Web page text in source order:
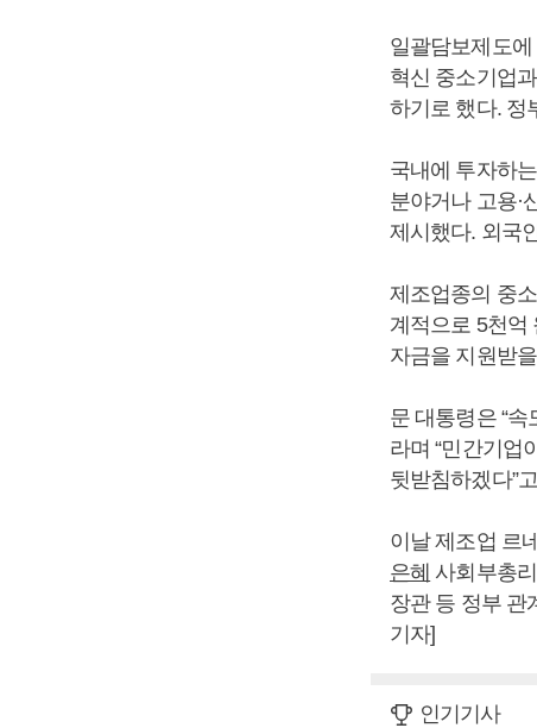
일괄담보제도
혁신 중소기업
하기로 했다. 정
국내에 투자하
분야거나 고용·
제시했다. 외국
제조업종의 중
계적으로 5천억
자금을 지원받
문 대통령은 “
라며 “민간기업
뒷받침하겠다”
이날 제조업 르
은혜 사회부총
장관 등 정부 관
기자]
인기기사